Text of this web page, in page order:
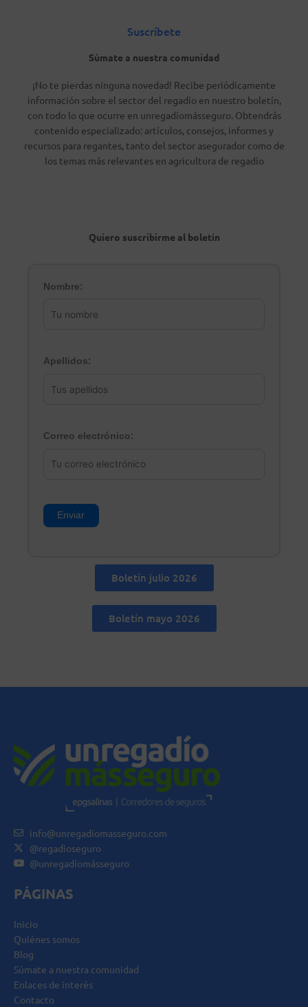
Suscríbete
Súmate a nuestra comunidad
¡No te pierdas ninguna novedad! Recibe periódicamente
información sobre el sector del regadío en nuestro boletín,
con todo lo que ocurre en unregadíomásseguro. Obtendrás
contenido especializado: artículos, consejos, informes y
recursos para regantes, tanto del sector asegurador como de
los temas más relevantes en agricultura de regadío
Quiero suscribirme al boletín
Nombre:
Apellidos:
Correo electrónico:
Boletín julio 2026
Boletín mayo 2026
info@unregadiomasseguro.com
@regadioseguro
@unregadíomásseguro
PÁGINAS
Inicio
Quiénes somos
Blog
Súmate a nuestra comunidad
Enlaces de interés
Contacto